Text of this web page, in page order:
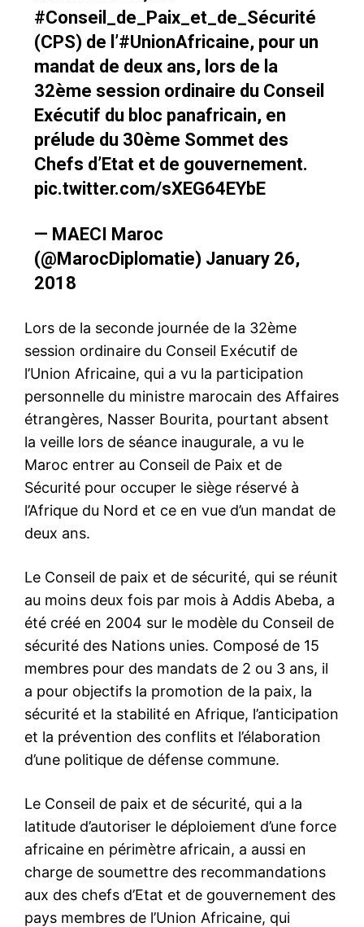
#Conseil_de_Paix_et_de_Sécurité
(CPS) de l’#UnionAfricaine, pour un
mandat de deux ans, lors de la
32ème session ordinaire du Conseil
Exécutif du bloc panafricain, en
prélude du 30ème Sommet des
Chefs d’Etat et de gouvernement.
pic.twitter.com/sXEG64EYbE
— MAECI Maroc
(@MarocDiplomatie) January 26,
2018
Lors de la seconde journée de la 32ème
session ordinaire du Conseil Exécutif de
l’Union Africaine, qui a vu la participation
personnelle du ministre marocain des Affaires
étrangères, Nasser Bourita, pourtant absent
la veille lors de séance inaugurale, a vu le
Maroc entrer au Conseil de Paix et de
Sécurité pour occuper le siège réservé à
l’Afrique du Nord et ce en vue d’un mandat de
deux ans.
Le Conseil de paix et de sécurité, qui se réunit
au moins deux fois par mois à Addis Abeba, a
été créé en 2004 sur le modèle du Conseil de
sécurité des Nations unies. Composé de 15
membres pour des mandats de 2 ou 3 ans, il
a pour objectifs la promotion de la paix, la
sécurité et la stabilité en Afrique, l’anticipation
et la prévention des conflits et l’élaboration
d’une politique de défense commune.
Le Conseil de paix et de sécurité, qui a la
latitude d’autoriser le déploiement d’une force
africaine en périmètre africain, a aussi en
charge de soumettre des recommandations
aux des chefs d’Etat et de gouvernement des
pays membres de l’Union Africaine, qui